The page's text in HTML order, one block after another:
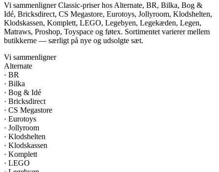
Vi sammenligner Classic-priser hos Alternate, BR, Bilka, Bog &
Idé, Bricksdirect, CS Megastore, Eurotoys, Jollyroom, Klodshelten,
Klodskassen, Komplett, LEGO, Legebyen, Legekæden, Legen,
Matraws, Proshop, Toyspace og føtex. Sortimentet varierer mellem
butikkerne — særligt på nye og udsolgte sæt.
Vi sammenligner
Alternate
· BR
· Bilka
· Bog & Idé
· Bricksdirect
· CS Megastore
· Eurotoys
· Jollyroom
· Klodshelten
· Klodskassen
· Komplett
· LEGO